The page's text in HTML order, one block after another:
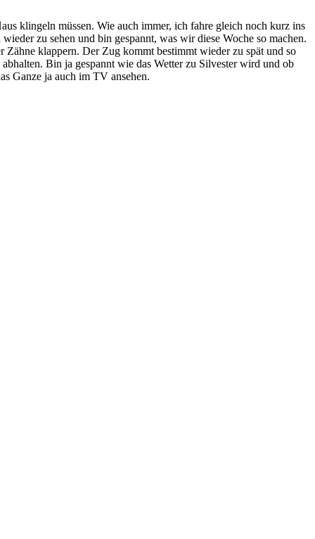
klingeln müssen. Wie auch immer, ich fahre gleich noch kurz ins
zu sehen und bin gespannt, was wir diese Woche so machen.
klappern. Der Zug kommt bestimmt wieder zu spät und so
Bin ja gespannt wie das Wetter zu Silvester wird und ob
Ganze ja auch im TV ansehen.